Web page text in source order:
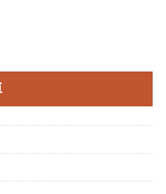
腦馬桶蓋 TCF34461GTW